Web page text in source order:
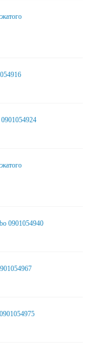
0901054940